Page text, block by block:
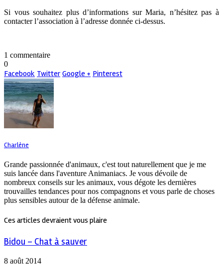
Si vous souhaitez plus d’informations sur Maria, n’hésitez pas à
contacter l’association à l’adresse donnée ci-dessus.
1 commentaire
0
Facebook Twitter Google + Pinterest
Charlène
Grande passionnée d'animaux, c'est tout naturellement que je me
suis lancée dans l'aventure Animaniacs. Je vous dévoile de
nombreux conseils sur les animaux, vous dégote les dernières
trouvailles tendances pour nos compagnons et vous parle de choses
plus sensibles autour de la défense animale.
Ces articles devraient vous plaire
Bidou – Chat à sauver
8 août 2014